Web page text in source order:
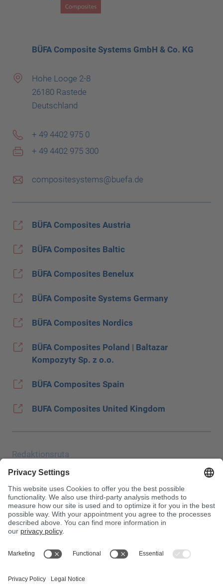
BÜFA Composite Systems GmbH & Co. KG
Hohe Looge 2-8
26180 Rastede
Deutschland
+ 49 4402 975 0
+ 49 4402 975 300
compositesystems@buefa.de
BÜFA Composites Austria
BÜFA Composites Baltic
BÜFA Composites Benelux
BÜFA Composite Systems Germany
BÜFA Composites Nordics
BÜFA Composites Poland | Baltazar
Kompozyty Sp. z o.o.
BÜFA Composites Spain
BUFA Composites United Kingdom
Redaktionsruta
Uppgiftsskydd
JEC
Allmänna affärsvillkor (AGB)
Inköpsvillkor
Giftinformationscentralen